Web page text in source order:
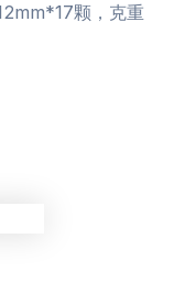
颗，克重